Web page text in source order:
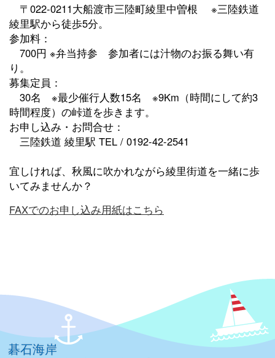
〒022-0211大船渡市三陸町綾里中曽根 ※三陸鉄道
綾里駅から徒歩5分。
参加料：
700円 ※弁当持参 参加者には汁物のお振る舞い有
り。
募集定員：
30名 ※最少催行人数15名 ※9Km（時間にして約3
時間程度）の峠道を歩きます。
お申し込み・お問合せ：
三陸鉄道 綾里駅 TEL / 0192-42-2541
宜しければ、秋風に吹かれながら綾里街道を一緒に歩
いてみませんか？
FAXでのお申し込み用紙はこちら
碁石海岸